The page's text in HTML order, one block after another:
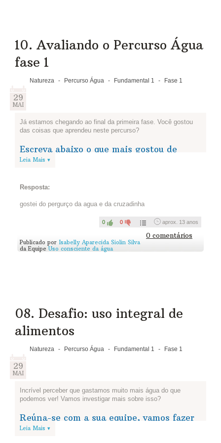
10. Avaliando o Percurso Água
fase 1
Natureza - Percurso Água - Fundamental 1 - Fase 1
29
MAI
Já estamos chegando ao final da primeira fase. Você gostou
das coisas que aprendeu neste percurso?
Escreva abaixo o que mais gostou de
aprender sobre o uso consciente da água
Leia Mais ▾
Resposta:
gostei do pergurço da agua e da cruzadinha
0 0 aprox. 13 anos
0 comentários
Publicado por Isabelly Aparecida Siolin Silva
da Equipe Uso consciente da água
08. Desafio: uso integral de
alimentos
Natureza - Percurso Água - Fundamental 1 - Fase 1
29
MAI
Incrível perceber que gastamos muito mais água do que
podemos ver! Vamos investigar mais sobre isso?
Reúna-se com a sua equipe, vamos fazer
uma expedição à cozinha! Vocês devem
Leia Mais ▾